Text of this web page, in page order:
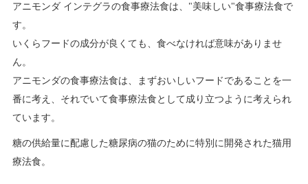
アニモンダ インテグラの食事療法食は、"美味しい"食事療法食で
す。
いくらフードの成分が良くても、食べなければ意味がありませ
ん。
アニモンダの食事療法食は、まずおいしいフードであることを一
番に考え、それでいて食事療法食として成り立つように考えられ
ています。
糖の供給量に配慮した糖尿病の猫のために特別に開発された猫用
療法食。